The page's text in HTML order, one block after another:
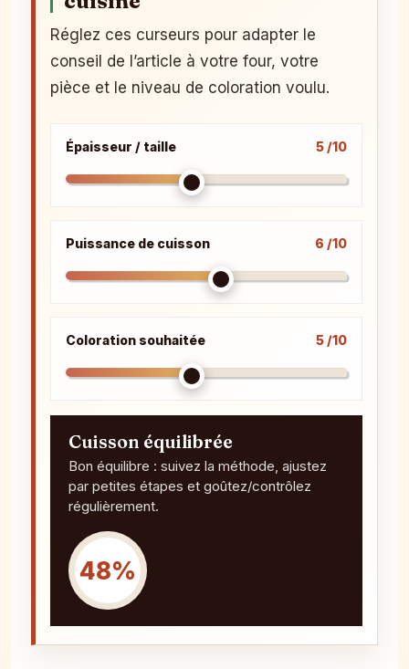
Réglez ces curseurs pour adapter le
conseil de l’article à votre four, votre
pièce et le niveau de coloration voulu.
Épaisseur / taille 5 /10
Puissance de cuisson 6 /10
Coloration souhaitée 5 /10
Cuisson équilibrée
Bon équilibre : suivez la méthode, ajustez
par petites étapes et goûtez/contrôlez
régulièrement.
48%